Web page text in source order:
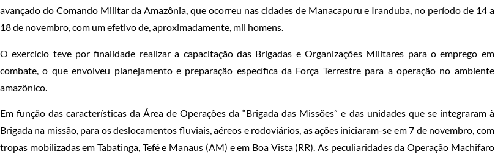
avançado do Comando Militar da Amazônia, que ocorreu nas cidades de Manacapuru e Iranduba, no período de 14 a
18 de novembro, com um efetivo de, aproximadamente, mil homens.
O exercício teve por finalidade realizar a capacitação das Brigadas e Organizações Militares para o emprego em
combate, o que envolveu planejamento e preparação específica da Força Terrestre para a operação no ambiente
amazônico.
Em função das características da Área de Operações da “Brigada das Missões” e das unidades que se integraram à
Brigada na missão, para os deslocamentos fluviais, aéreos e rodoviários, as ações iniciaram-se em 7 de novembro, com
tropas mobilizadas em Tabatinga, Tefé e Manaus (AM) e em Boa Vista (RR). As peculiaridades da Operação Machifaro